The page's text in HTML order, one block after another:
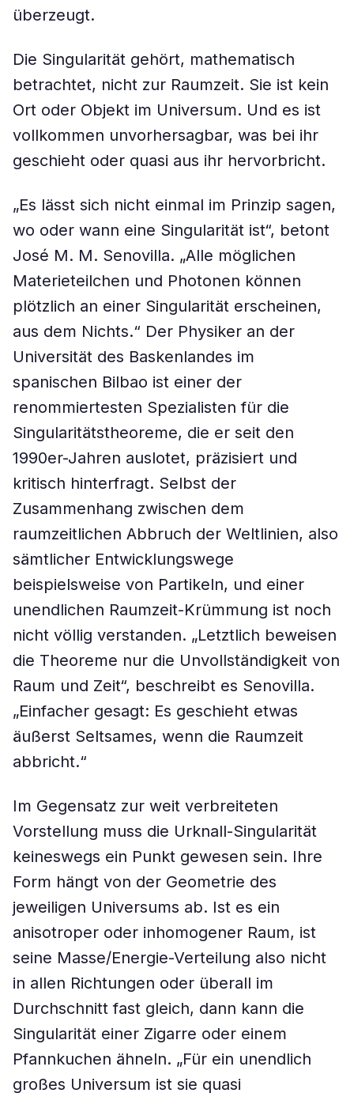
überzeugt.
Die Singularität gehört, mathematisch
betrachtet, nicht zur Raumzeit. Sie ist kein
Ort oder Objekt im Universum. Und es ist
vollkommen unvorhersagbar, was bei ihr
geschieht oder quasi aus ihr hervorbricht.
„Es lässt sich nicht einmal im Prinzip sagen,
wo oder wann eine Singularität ist“, betont
José M. M. Senovilla. „Alle möglichen
Materieteilchen und Photonen können
plötzlich an einer Singularität erscheinen,
aus dem Nichts.“ Der Physiker an der
Universität des Baskenlandes im
spanischen Bilbao ist einer der
renommiertesten Spezialisten für die
Singularitätstheoreme, die er seit den
1990er-Jahren auslotet, präzisiert und
kritisch hinterfragt. Selbst der
Zusammenhang zwischen dem
raumzeitlichen Abbruch der Weltlinien, also
sämtlicher Entwicklungswege
beispielsweise von Partikeln, und einer
unendlichen Raumzeit-Krümmung ist noch
nicht völlig verstanden. „Letztlich beweisen
die Theoreme nur die Unvollständigkeit von
Raum und Zeit“, beschreibt es Senovilla.
„Einfacher gesagt: Es geschieht etwas
äußerst Seltsames, wenn die Raumzeit
abbricht.“
Im Gegensatz zur weit verbreiteten
Vorstellung muss die Urknall-Singularität
keineswegs ein Punkt gewesen sein. Ihre
Form hängt von der Geometrie des
jeweiligen Universums ab. Ist es ein
anisotroper oder inhomogener Raum, ist
seine Masse/Energie-Verteilung also nicht
in allen Richtungen oder überall im
Durchschnitt fast gleich, dann kann die
Singularität einer Zigarre oder einem
Pfannkuchen ähneln. „Für ein unendlich
großes Universum ist sie quasi